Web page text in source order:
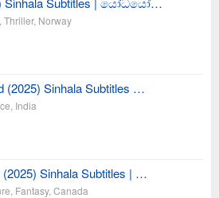
Thriller, Norway
(2025) Sinhala Subtitles …
India
(2025) Sinhala Subtitles | …
Fantasy, Canada